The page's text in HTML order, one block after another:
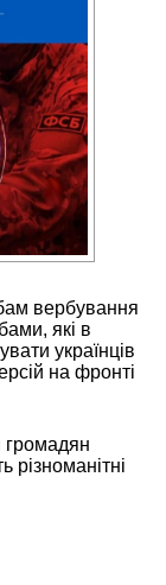
вербування
які в
українців
на фронті
громадян